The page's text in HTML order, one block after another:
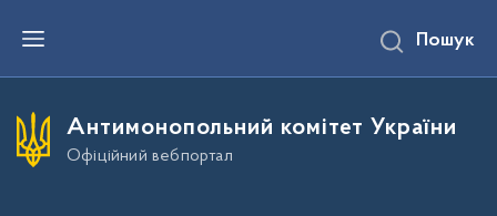
е
и
д
Пошук
Антимонопольний комітет України
Офіційний вебпортал